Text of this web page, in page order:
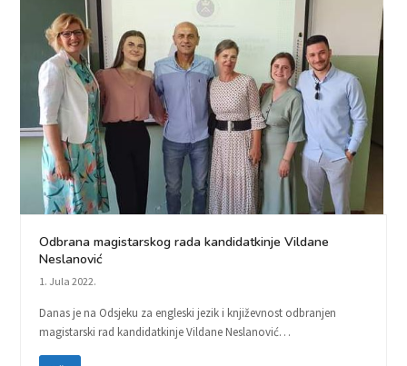
Odbrana magistarskog rada kandidatkinje Vildane
Neslanović
1. Jula 2022.
Danas je na Odsjeku za engleski jezik i književnost odbranjen
magistarski rad kandidatkinje Vildane Neslanović…